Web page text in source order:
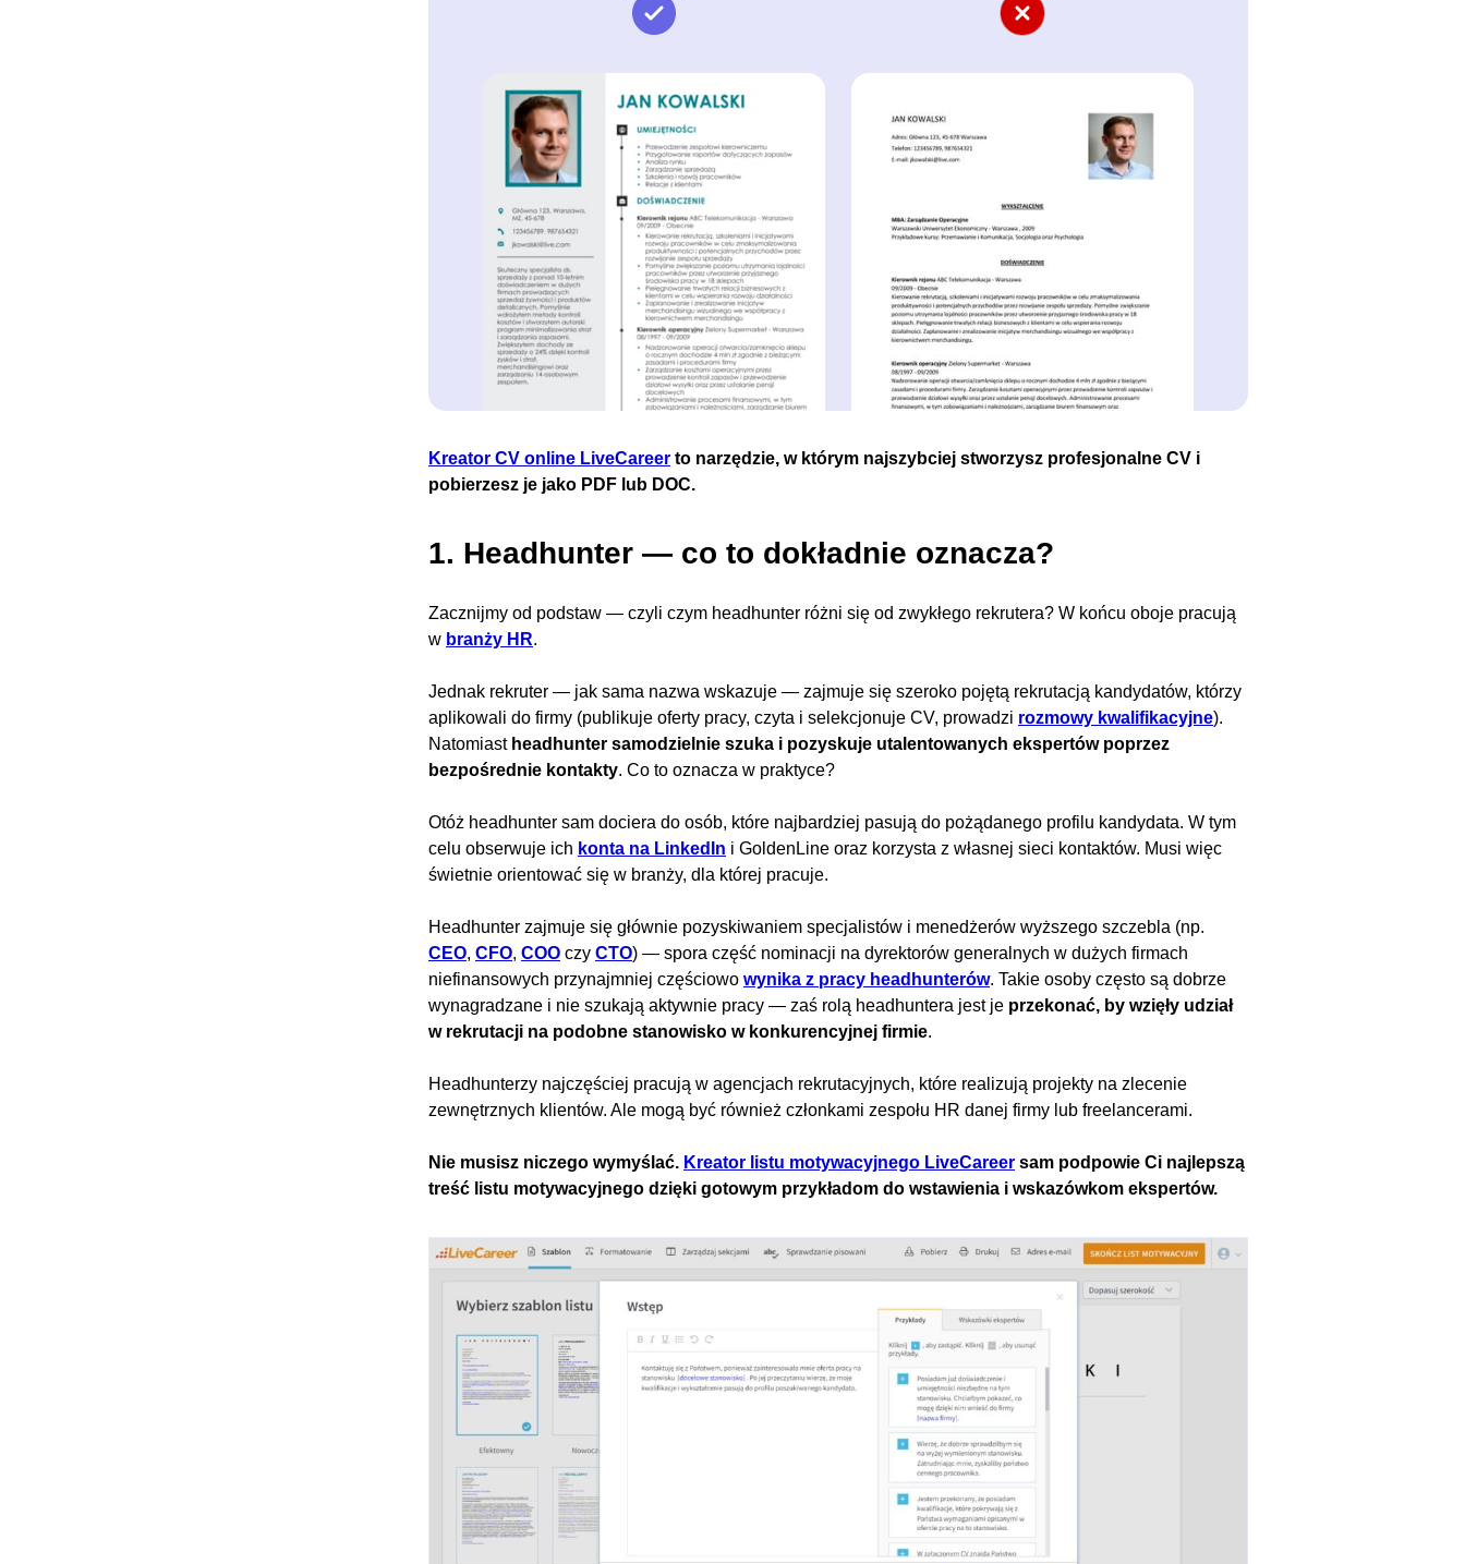
Kreator CV online LiveCareer to narzędzie, w którym najszybciej stworzysz profesjonalne CV i
pobierzesz je jako PDF lub DOC.
1. Headhunter — co to dokładnie oznacza?
Zacznijmy od podstaw — czyli czym headhunter różni się od zwykłego rekrutera? W końcu oboje pracują
w branży HR.
Jednak rekruter — jak sama nazwa wskazuje — zajmuje się szeroko pojętą rekrutacją kandydatów, którzy
aplikowali do firmy (publikuje oferty pracy, czyta i selekcjonuje CV, prowadzi rozmowy kwalifikacyjne).
Natomiast headhunter samodzielnie szuka i pozyskuje utalentowanych ekspertów poprzez
bezpośrednie kontakty. Co to oznacza w praktyce?
Otóż headhunter sam dociera do osób, które najbardziej pasują do pożądanego profilu kandydata. W tym
celu obserwuje ich konta na LinkedIn i GoldenLine oraz korzysta z własnej sieci kontaktów. Musi więc
świetnie orientować się w branży, dla której pracuje.
Headhunter zajmuje się głównie pozyskiwaniem specjalistów i menedżerów wyższego szczebla (np.
CEO, CFO, COO czy CTO) — spora część nominacji na dyrektorów generalnych w dużych firmach
niefinansowych przynajmniej częściowo wynika z pracy headhunterów. Takie osoby często są dobrze
wynagradzane i nie szukają aktywnie pracy — zaś rolą headhuntera jest je przekonać, by wzięły udział
w rekrutacji na podobne stanowisko w konkurencyjnej firmie.
Headhunterzy najczęściej pracują w agencjach rekrutacyjnych, które realizują projekty na zlecenie
zewnętrznych klientów. Ale mogą być również członkami zespołu HR danej firmy lub freelancerami.
Nie musisz niczego wymyślać. Kreator listu motywacyjnego LiveCareer sam podpowie Ci najlepszą
treść listu motywacyjnego dzięki gotowym przykładom do wstawienia i wskazówkom ekspertów.